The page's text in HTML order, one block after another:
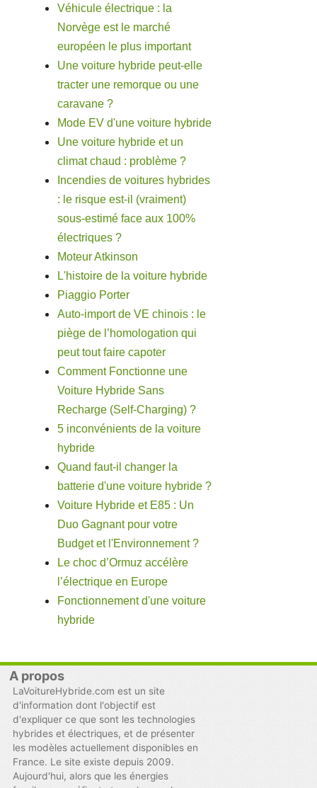
Véhicule électrique : la
Norvège est le marché
européen le plus important
Une voiture hybride peut-elle
tracter une remorque ou une
caravane ?
Mode EV d'une voiture hybride
Une voiture hybride et un
climat chaud : problème ?
Incendies de voitures hybrides
: le risque est-il (vraiment)
sous-estimé face aux 100%
électriques ?
Moteur Atkinson
L'histoire de la voiture hybride
Piaggio Porter
Auto-import de VE chinois : le
piège de l’homologation qui
peut tout faire capoter
Comment Fonctionne une
Voiture Hybride Sans
Recharge (Self-Charging) ?
5 inconvénients de la voiture
hybride
Quand faut-il changer la
batterie d'une voiture hybride ?
Voiture Hybride et E85 : Un
Duo Gagnant pour votre
Budget et l'Environnement ?
Le choc d’Ormuz accélère
l’électrique en Europe
Fonctionnement d'une voiture
hybride
A propos
LaVoitureHybride.com est un site
d'information dont l'objectif est
d'expliquer ce que sont les technologies
hybrides et électriques, et de présenter
les modèles actuellement disponibles en
France. Le site existe depuis 2009.
Aujourd'hui, alors que les énergies